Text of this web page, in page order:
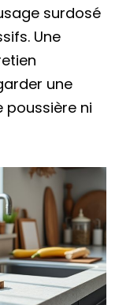
surdosé
Une
une
poussière ni